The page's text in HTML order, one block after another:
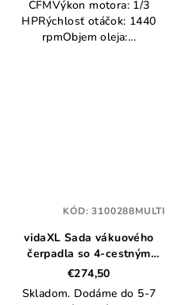
CFMVýkon motora: 1/3
HPRýchlosť otáčok: 1440
rpmObjem oleja:...
vidaXL Sada vákuového
čerpadla so 4-cestným
meradlom na klimatizácie
€274,50
Skladom. Dodáme do 5-7
KÓD:3100288MULTI